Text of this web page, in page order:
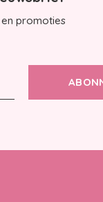
promoties